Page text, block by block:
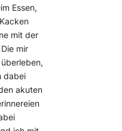
Essen,
mit der
mir
dabei
akuten